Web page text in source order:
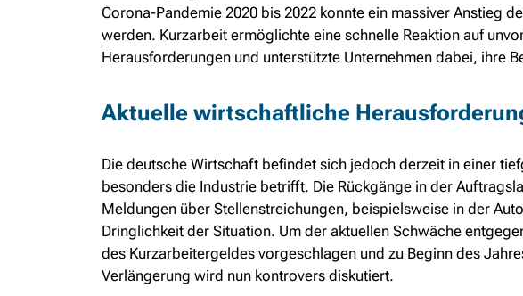
Corona-Pandemie 2020 bis 2022 konnte ein massiver Anstieg
werden. Kurzarbeit ermöglichte eine schnelle Reaktion auf
Herausforderungen und unterstützte Unternehmen dabei, ihre
Aktuelle wirtschaftliche
Die deutsche Wirtschaft befindet sich jedoch derzeit in einer
besonders die Industrie betrifft. Die Rückgänge in der
Meldungen über Stellenstreichungen, beispielsweise in der
Dringlichkeit der Situation. Um der aktuellen Schwäche
des Kurzarbeitergeldes vorgeschlagen und zu Beginn des
Verlängerung wird nun kontrovers diskutiert.